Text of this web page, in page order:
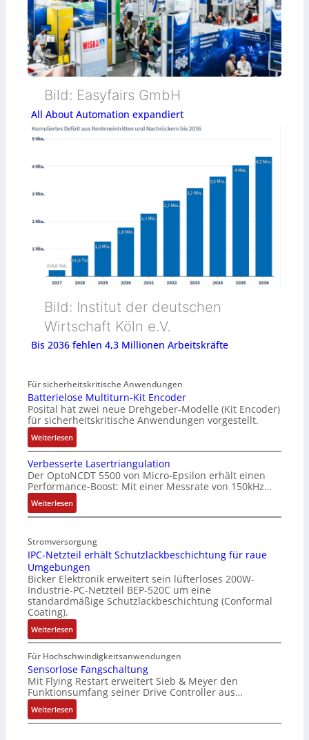
Bild: Easyfairs GmbH
All About Automation expandiert
Bild: Institut der deutschen
Wirtschaft Köln e.V.
Bis 2036 fehlen 4,3 Millionen Arbeitskräfte
Für sicherheitskritische Anwendungen
Batterielose Multiturn-Kit Encoder
Posital hat zwei neue Drehgeber-Modelle (Kit Encoder)
für sicherheitskritische Anwendungen vorgestellt.
Weiterlesen:
B
a
t
t
e
r
e
l
o
s
e
M
u
l
t
i
t
u
r
n
-
Verbesserte Lasertriangulation
Der OptoNCDT 5500 von Micro-Epsilon erhält einen
Performance-Boost: Mit einer Messrate von 150kHz…
Weiterlesen:
V
r
b
e
s
s
e
r
t
e
L
a
e
r
t
Stromversorgung
IPC-Netzteil erhält Schutzlackbeschichtung für raue
Umgebungen
Bicker Elektronik erweitert sein lüfterloses 200W-
Industrie-PC-Netzteil BEP-520C um eine
standardmäßige Schutzlackbeschichtung (Conformal
Coating).
Weiterlesen:
I
P
C
N
t
Für Hochschwindigkeitsanwendungen
Sensorlose Fangschaltung
Mit Flying Restart erweitert Sieb & Meyer den
Funktionsumfang seiner Drive Controller aus…
Weiterlesen:
S